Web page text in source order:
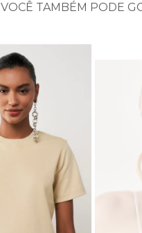
VOCÊ TAMBÉM PODE